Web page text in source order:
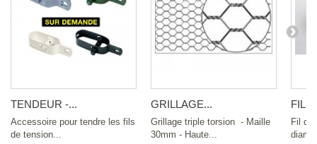
TENDEUR -...
Accessoire pour tendre les fils
de tension...
GRILLAGE...
Grillage triple torsion - Maille
30mm - Haute...
FIL...
Fil